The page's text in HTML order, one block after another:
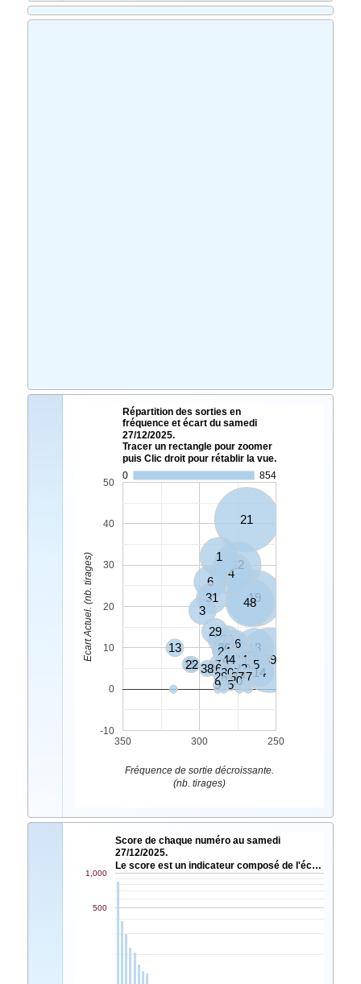
Répartition des sorties en
fréquence et écart du samedi
27/12/2025.
Tracer un rectangle pour zoomer
puis Clic droit pour rétablir la vue.
0
854
21
39
19
48
12
4
1
18
8
6
31
11
14
25
3
2346
27
29
34
36
24
35
43
1032
44
2
7
13
47
15
22 263037
38
20
28
5
9
350 300 250
-10
0
10
20
30
40
50
Fréquence de sortie décroissante.
(nb. tirages)
Ecart Actuel. (nb. tirages)
Score de chaque numéro au samedi
27/12/2025.
Le score est un indicateur composé de l'éc…
500
1,000